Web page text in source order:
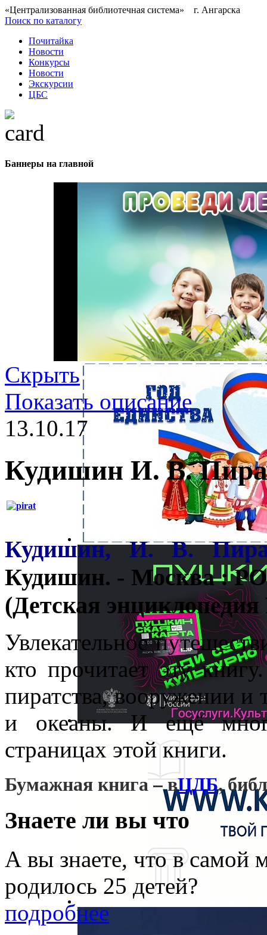
«Централизованная библиотечная система» г. Ангарска
Поиск по каталогу
Почитайка
Новости
Конкурсы
Новости
Экскурсии
ЦБС
Баннеры на главной
Скрыть
Показать описание
13.10.17
Кудишин И. В.
Кудишин, И. В.
Кудишин. - Москва :
(Детская
Увлекательное
кто прочитает эту
пиратства, вооружении и
и океаны. И ещё
страницах этой книги.
Бумажная книга – вЦДБ,
Знаете ли вы что
А вы знаете, что в самой
родилось 25 детей?
подробнее